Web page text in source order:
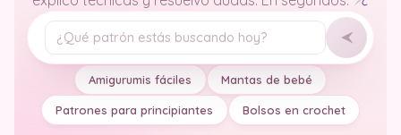
Tu pregunta
Amigurumis fáciles Mantas de bebé
Patrones para principiantes Bolsos en crochet